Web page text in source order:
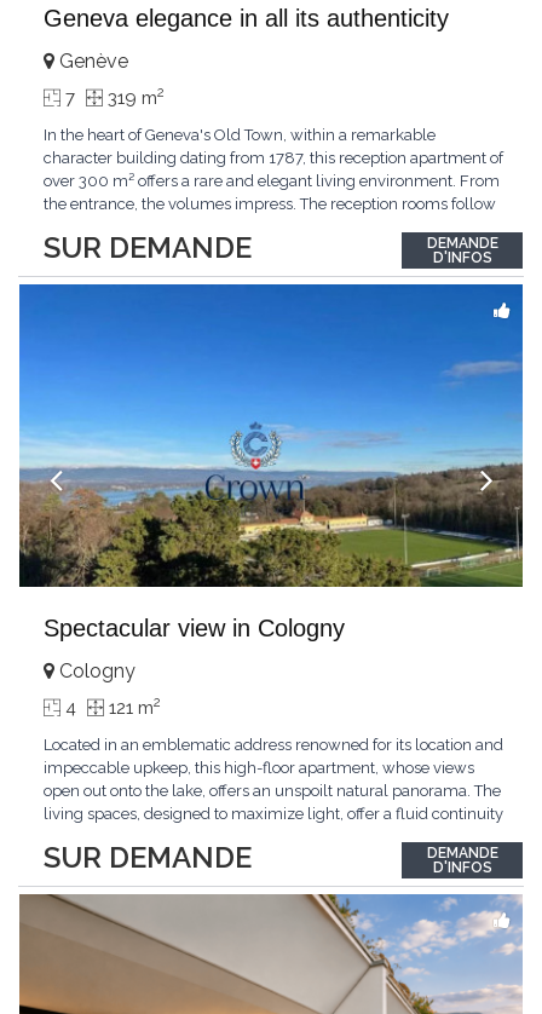
Geneva elegance in all its authenticity
SUR DEMANDE
Genève
7 319 m2
In the heart of Geneva's Old Town, within a remarkable
character building dating from 1787, this reception apartment of
over 300 m² offers a rare and elegant living environment. From
the entrance, the volumes impress. The reception rooms follow
period architecture. High ceilings, finely crafted stuccoes,
moldings, woodwork, old fireplaces,...
DEMANDE
D'INFOS
Spectacular view in Cologny
SUR DEMANDE
Cologny
4 121 m2
Located in an emblematic address renowned for its location and
impeccable upkeep, this high-floor apartment, whose views
open out onto the lake, offers an unspoilt natural panorama. The
living spaces, designed to maximize light, offer a fluid continuity
comprises two bedrooms, each with its own bathroom,
guaranteeing comfort and privacy. Private...
DEMANDE
D'INFOS